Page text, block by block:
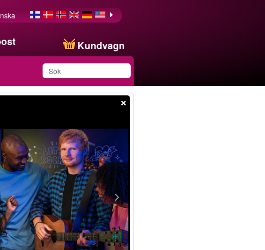
Kundvagn
×